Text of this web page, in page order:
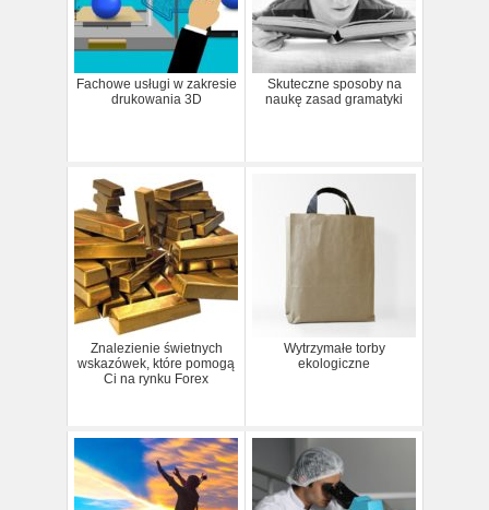
Fachowe usługi w zakresie
drukowania 3D
Skuteczne sposoby na
naukę zasad gramatyki
Znalezienie świetnych
wskazówek, które pomogą
Ci na rynku Forex
Wytrzymałe torby
ekologiczne